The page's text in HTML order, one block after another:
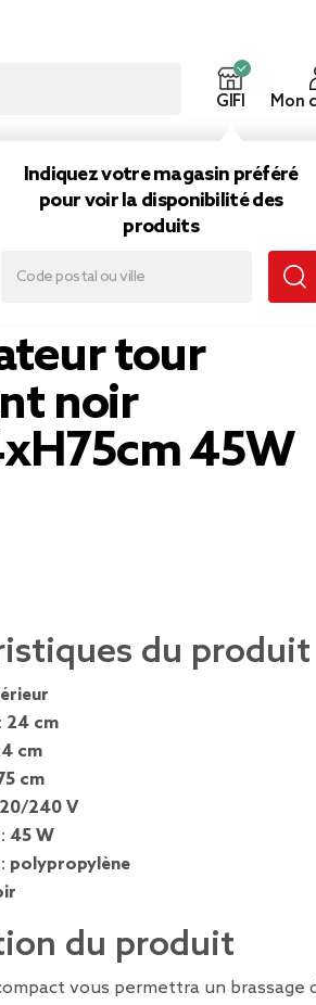
GIFI
Indiquez votre magasin préféré
pour voir la disponibilité des
produits
Mon
tour
noir
45W
du produit
24 cm
cm
cm
240 V
45 W
polypropylène
du produit
vous permettra un brassage